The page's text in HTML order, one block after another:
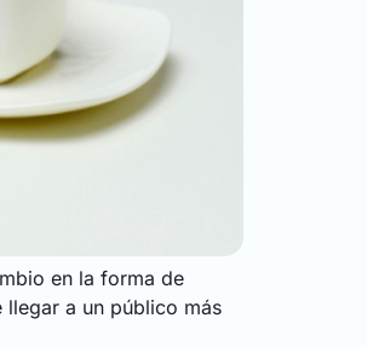
en la forma de
a un público más